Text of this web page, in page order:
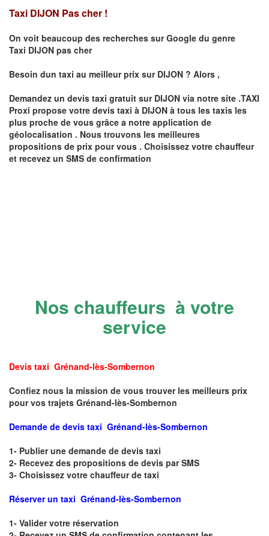
Taxi DIJON Pas cher !
On voit beaucoup des recherches sur Google du genre
Taxi DIJON pas cher
Besoin dun taxi au meilleur prix sur DIJON ? Alors ,
Demandez un devis taxi gratuit sur DIJON via notre site .TAXI
Proxi propose votre devis taxi à DIJON à tous les taxis les
plus proche de vous grâce a notre application de
géolocalisation . Nous trouvons les meilleures
propositions de prix pour vous . Choisissez votre chauffeur
et recevez un SMS de confirmation
Nos chauffeurs à votre
service
Devis taxi Grénand-lès-Sombernon
Confiez nous la mission de vous trouver les meilleurs prix
pour vos trajets Grénand-lès-Sombernon
Demande de devis taxi Grénand-lès-Sombernon
1- Publier une demande de devis taxi
2- Recevez des propositions de devis par SMS
3- Choisissez votre chauffeur de taxi
Réserver un taxi Grénand-lès-Sombernon
1- Valider votre réservation